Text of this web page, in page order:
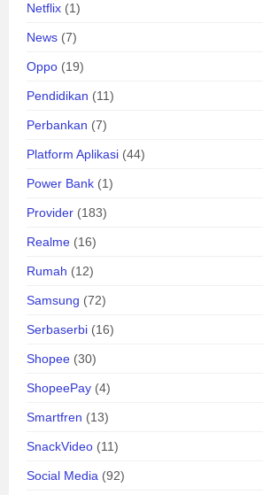
Netflix (1)
News (7)
Oppo (19)
Pendidikan (11)
Perbankan (7)
Platform Aplikasi (44)
Power Bank (1)
Provider (183)
Realme (16)
Rumah (12)
Samsung (72)
Serbaserbi (16)
Shopee (30)
ShopeePay (4)
Smartfren (13)
SnackVideo (11)
Social Media (92)